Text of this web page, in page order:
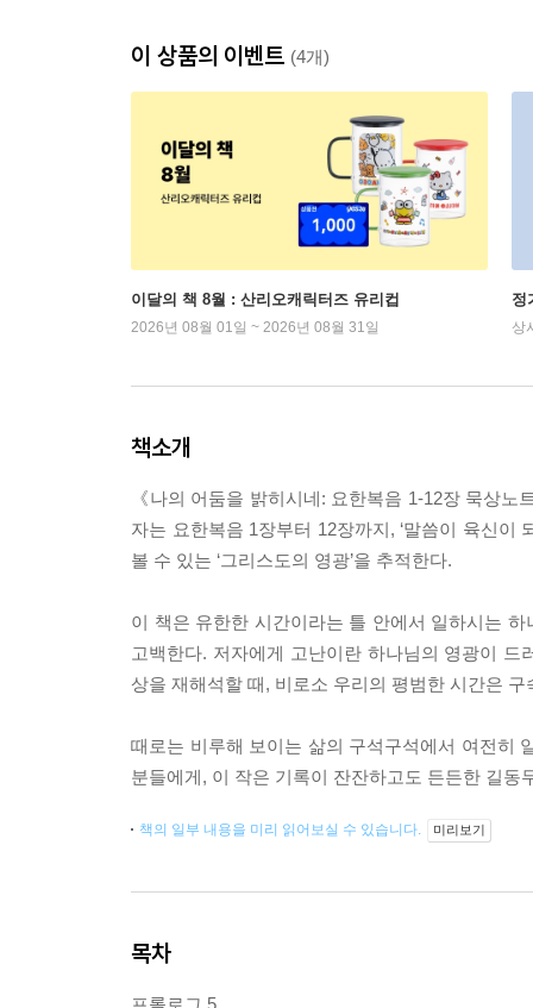
이 상품의 이벤트 (4개)
이달의 책 8월 : 산리오캐릭터즈 유리컵
2026년 08월 01일 ~ 2026년 08월 31일
정
상
책소개
《나의 어둠을 밝히시네: 요한복음 1-12장 묵상
자는 요한복음 1장부터 12장까지, ‘말씀이 육신이
볼 수 있는 ‘그리스도의 영광’을 추적한다.
이 책은 유한한 시간이라는 틀 안에서 일하시는
고백한다. 저자에게 고난이란 하나님의 영광이
상을 재해석할 때, 비로소 우리의 평범한 시간은
때로는 비루해 보이는 삶의 구석구석에서 여전히
분들에게, 이 작은 기록이 잔잔하고도 든든한 길동
책의 일부 내용을 미리 읽어보실 수 있습니다. 미리보기
목차